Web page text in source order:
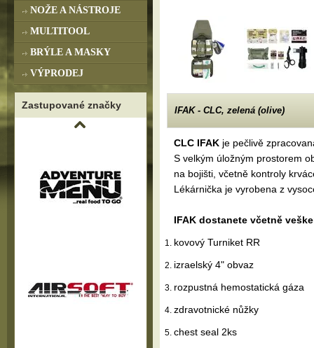
IFAK - CLC, zelená (olive)
CLC IFAK je pečlivě
S velkým úložným prostorem
na bojišti, včetně kontroly
Lékárnička je vyrobena z
IFAK dostanete včetně
kovový Turniket RR
izraelský 4" obvaz
rozpustná hemostatická gáza
zdravotnické nůžky
chest seal 2ks
NOŽE A NÁSTROJE
MULTITOOL
BRÝLE A MASKY
VÝPRODEJ
Zastupované značky